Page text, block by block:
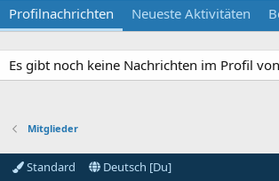
Profilnachrichten Neueste Aktivitäten
Es gibt noch keine Nachrichten im Profil
Mitglieder
Standard Deutsch [Du]